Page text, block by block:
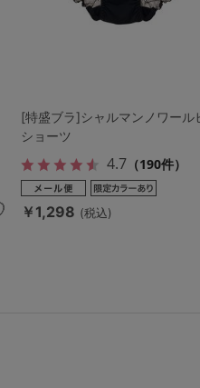
[特盛ブラ]シャルマンノワール
ショーツ
4.7（190件）
￥1,298 (税込)